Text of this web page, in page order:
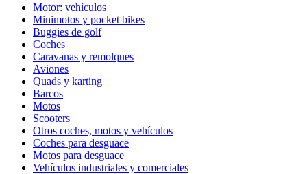
Motor: vehículos
Minimotos y pocket bikes
Buggies de golf
Coches
Caravanas y remolques
Aviones
Quads y karting
Barcos
Motos
Scooters
Otros coches, motos y vehículos
Coches para desguace
Motos para desguace
Vehículos industriales y comerciales